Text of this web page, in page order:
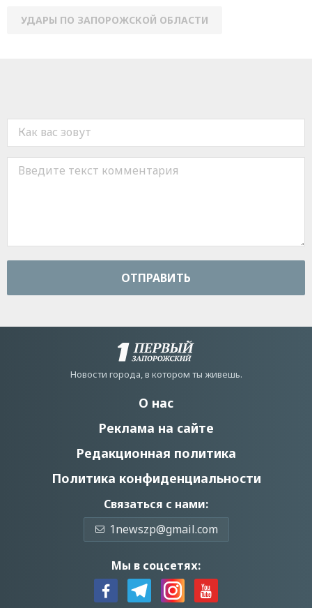
УДАРЫ ПО ЗАПОРОЖСКОЙ ОБЛАСТИ
ОТПРАВИТЬ
Новости города, в котором ты живешь.
О нас
Реклама на сайте
Редакционная политика
Политика конфиденциальности
Связаться с нами:
1newszp@gmail.com
Мы в соцсетях: